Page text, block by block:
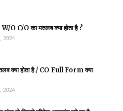
O C/O का मतलब क्या होता है ?
2024
क्या होता है / CO Full Form क्या
2024